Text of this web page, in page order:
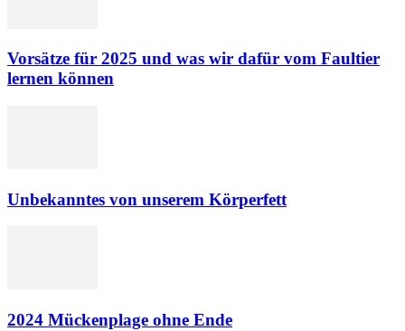
Vorsätze für 2025 und was wir dafür vom Faultier
lernen können
Unbekanntes von unserem Körperfett
2024 Mückenplage ohne Ende